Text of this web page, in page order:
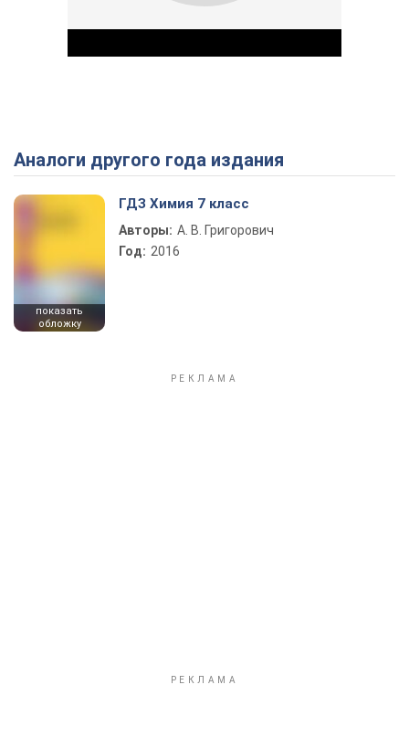
Play Video
Аналоги другого года издания
показать
обложку
ГДЗ Химия 7 класс
Авторы: А. В. Григорович
Год: 2016